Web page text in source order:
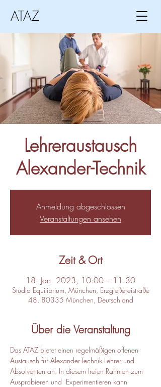
ATAZ
Lehreraustausch
Alexander-Technik
Anmeldung abgeschlossen
Veranstaltungen ansehen
Zeit & Ort
18. Jan. 2023, 10:00 – 11:30
Studio Equilibrium, München, Erzgießereistraße
48, 80335 München, Deutschland
Über die Veranstaltung
Das ATAZ bietet einen regelmäßigen offenen
Austausch für Alexander-Technik Lehrer und
Absolventen an. In diesem freien Rahmen zum
Ausprobieren und  Experimentieren kann